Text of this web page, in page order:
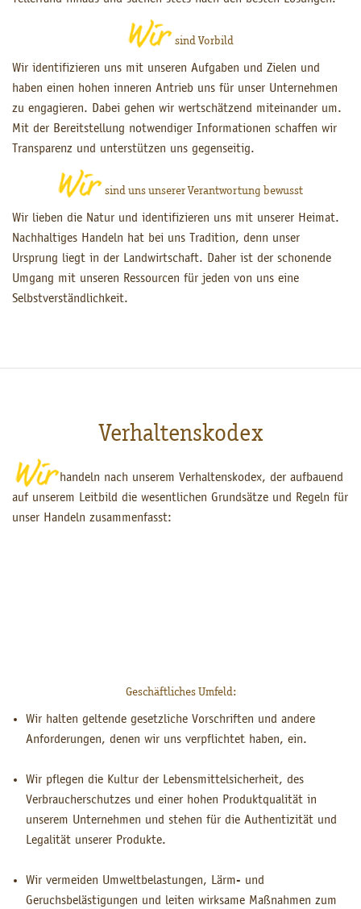
sind Vorbild
Wir identifizieren uns mit unseren Aufgaben und Zielen und
haben einen hohen inneren Antrieb uns für unser Unternehmen
zu engagieren. Dabei gehen wir wertschätzend miteinander um.
Mit der Bereitstellung notwendiger Informationen schaffen wir
Transparenz und unterstützen uns gegenseitig.
sind uns unserer Verantwortung bewusst
Wir lieben die Natur und identifizieren uns mit unserer Heimat.
Nachhaltiges Handeln hat bei uns Tradition, denn unser
Ursprung liegt in der Landwirtschaft. Daher ist der schonende
Umgang mit unseren Ressourcen für jeden von uns eine
Selbstverständlichkeit.
Verhaltenskodex
handeln nach unserem Verhaltenskodex, der aufbauend
auf unserem Leitbild die wesentlichen Grundsätze und Regeln für
unser Handeln zusammenfasst:
Geschäftliches Umfeld:
Wir halten geltende gesetzliche Vorschriften und andere
Anforderungen, denen wir uns verpflichtet haben, ein.
Wir pflegen die Kultur der Lebensmittelsicherheit, des
Verbraucherschutzes und einer hohen Produktqualität in
unserem Unternehmen und stehen für die Authentizität und
Legalität unserer Produkte.
Wir vermeiden Umweltbelastungen, Lärm- und
Geruchsbelästigungen und leiten wirksame Maßnahmen zum